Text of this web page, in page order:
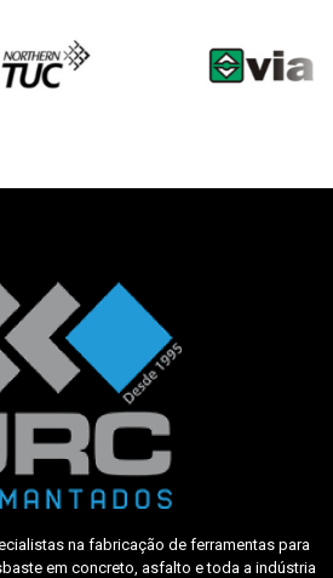
na fabricação de ferramentas para
em concreto, asfalto e toda a indústria